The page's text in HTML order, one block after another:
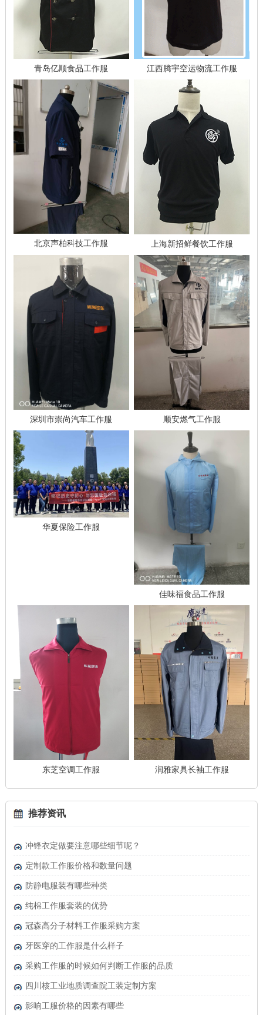
青岛亿顺食品工作服 江西腾宇空运物流工作服
北京声柏科技工作服 上海新招鲜餐饮工作服
深圳市崇尚汽车工作服 顺安燃气工作服
华夏保险工作服
佳味福食品工作服
东芝空调工作服 润雅家具长袖工作服
推荐资讯
冲锋衣定做要注意哪些细节呢？
定制款工作服价格和数量问题
防静电服装有哪些种类
纯棉工作服套装的优势
冠森高分子材料工作服采购方案
牙医穿的工作服是什么样子
采购工作服的时候如何判断工作服的品质
四川核工业地质调查院工装定制方案
影响工服价格的因素有哪些